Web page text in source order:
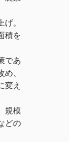
。
積を
であ
、
変え
規模
どの